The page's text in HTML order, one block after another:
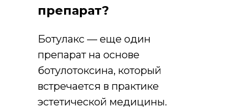
препарат?
Ботулакс — еще один
препарат на основе
ботулотоксина, который
встречается в практике
эстетической медицины.